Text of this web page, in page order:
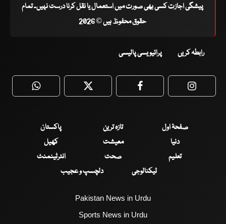
پیشگی اجازت کسی بھی صورت میں استعمال یا نقل کرنا درست نہیں۔ تمام
حقوق محفوظ ہیں © 2026
رابطہ کریں پرائیویسی پالیسی
WhatsApp Twitter Facebook
صفحۂ اول تازہ ترین
پاکستان
دنیا
معیشت
کھیل
تعلیم
صحت
انٹرٹینمنٹ
ٹیکنالوجی
دلچسپ و عجیب
Pakistan News in Urdu
Sports News in Urdu